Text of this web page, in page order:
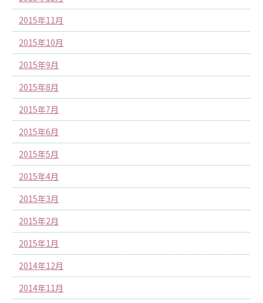
2015年11月
2015年10月
2015年9月
2015年8月
2015年7月
2015年6月
2015年5月
2015年4月
2015年3月
2015年2月
2015年1月
2014年12月
2014年11月